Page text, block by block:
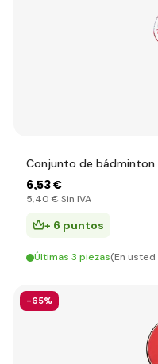
Conjunto de bádminton
6,53 €
5,40 € Sin IVA
+ 6 puntos
Últimas 3 piezas(En usted
-65%